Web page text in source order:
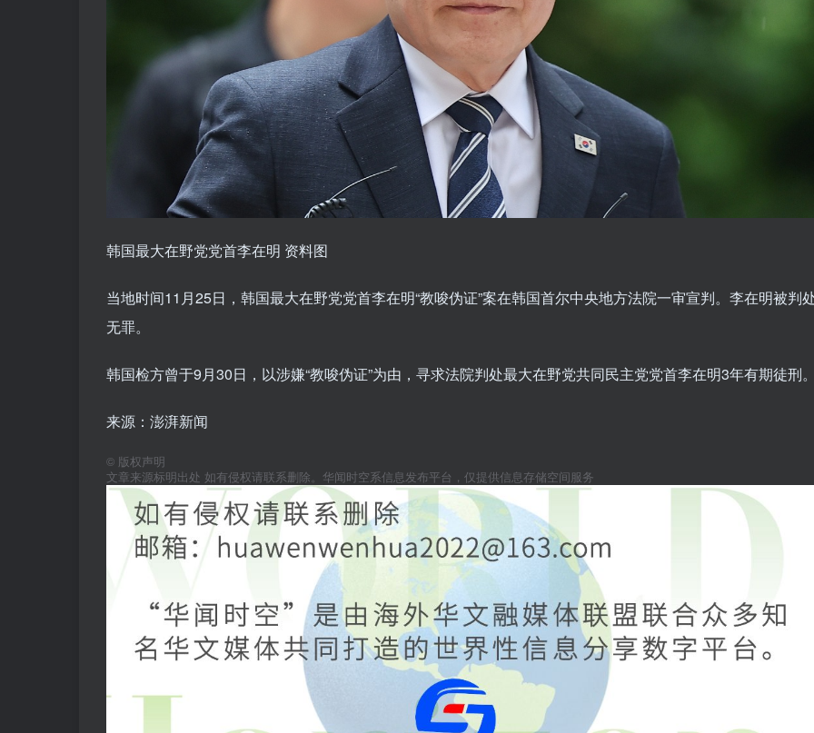
韩国最大在野党党首李在明 资料图
当地时间11月25日，韩国最大在野党党首李在明“教唆伪证”案在韩国首尔中央地方法院一审宣判。李在明被判
无罪。
韩国检方曾于9月30日，以涉嫌“教唆伪证”为由，寻求法院判处最大在野党共同民主党党首李在明3年有期徒刑
来源：澎湃新闻
© 版权声明
文章来源标明出处 如有侵权请联系删除。华闻时空系信息发布平台，仅提供信息存储空间服务